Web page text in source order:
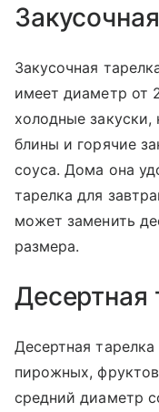
Закусочная
имеет диаметр от
холодные закуски,
блины и горячие
соуса. Дома она
тарелка для
может заменить
размера.
Десертная
Десертная
пирожных,
средний диаметр